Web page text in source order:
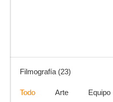
Filmografía (23)
Todo Arte Equipo